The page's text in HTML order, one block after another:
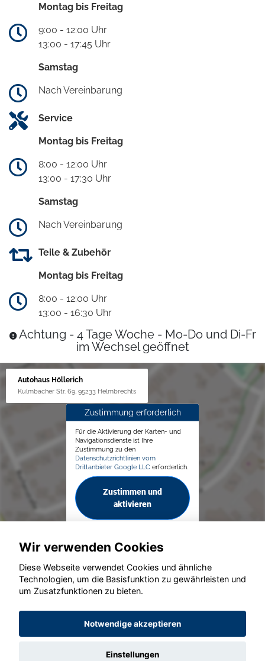
Montag bis Freitag
9:00 - 12:00 Uhr
13:00 - 17:45 Uhr
Samstag
Nach Vereinbarung
Service
Montag bis Freitag
8:00 - 12:00 Uhr
13:00 - 17:30 Uhr
Samstag
Nach Vereinbarung
Teile & Zubehör
Montag bis Freitag
8:00 - 12:00 Uhr
13:00 - 16:30 Uhr
Achtung - 4 Tage Woche - Mo-Do und Di-Fr
im Wechsel geöffnet
Autohaus Höllerich
Kulmbacher Str. 69, 95233 Helmbrechts
Zustimmung erforderlich
Für die Aktivierung der Karten- und
Navigationsdienste ist Ihre
Zustimmung zu den
Datenschutzrichtlinien vom
Drittanbieter Google LLC erforderlich.
Zustimmen und
aktivieren
© konjunkturmotor.de GmbH 2020 - 2026
Wir verwenden Cookies
Diese Webseite verwendet Cookies und ähnliche
Technologien, um die Basisfunktion zu gewährleisten und
um Zusatzfunktionen zu bieten.
Notwendige akzeptieren
Einstellungen